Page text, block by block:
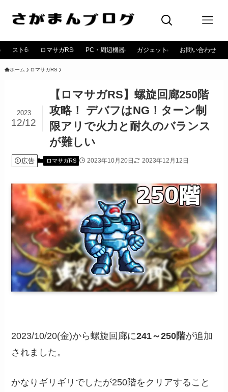
スト6 ロマサガRS PC・周辺機器 ガジェット お問い合わせ
ホーム ロマサガRS
【ロマサガRS】螺旋回廊250階
攻略！ デバフはNG！ターン制
限アリで火力と耐久のバランス
が難しい
2023
12/12
広告 ロマサガRS 2023年10月20日 2023年12月12日
2023/10/20(金)から螺旋回廊に241～250階が追加
されました。
かなりギリギリでしたが250階をクリアすること